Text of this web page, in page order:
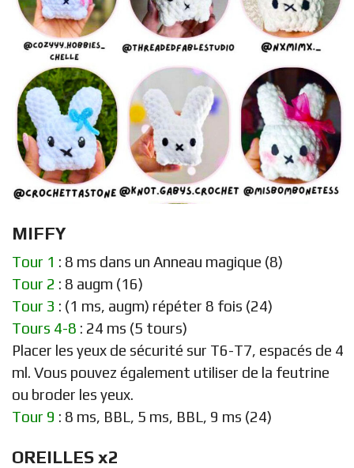
MIFFY
Tour 1 : 8 ms dans un Anneau magique (8)
Tour 2 : 8 augm (16)
Tour 3 : (1 ms, augm) répéter 8 fois (24)
Tours 4-8 : 24 ms (5 tours)
Placer les yeux de sécurité sur T6-T7, espacés de 4
ml. Vous pouvez également utiliser de la feutrine
ou broder les yeux.
Tour 9 : 8 ms, BBL, 5 ms, BBL, 9 ms (24)
OREILLES x2